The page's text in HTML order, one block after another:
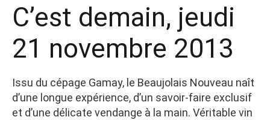
C’est demain, jeudi
21 novembre 2013
Issu du cépage Gamay, le Beaujolais Nouveau naît
d’une longue expérience, d’un savoir-faire exclusif
et d’une délicate vendange à la main. Véritable vin